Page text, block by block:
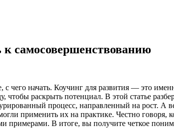
самосовершенствованию
чего начать. Коучинг для развития — это
раскрыть потенциал. В этой статье
процесс, направленный на рост. А
применить их на практике. Честно говоря,
примерами. В итоге, вы получите четкое